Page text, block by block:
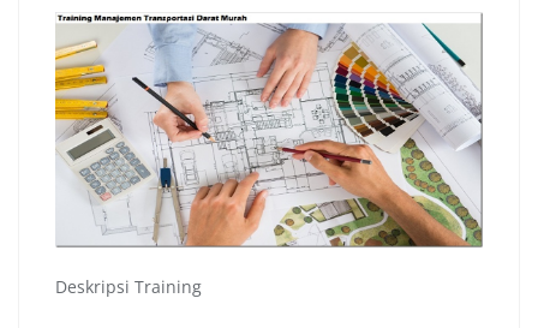
Deskripsi Training